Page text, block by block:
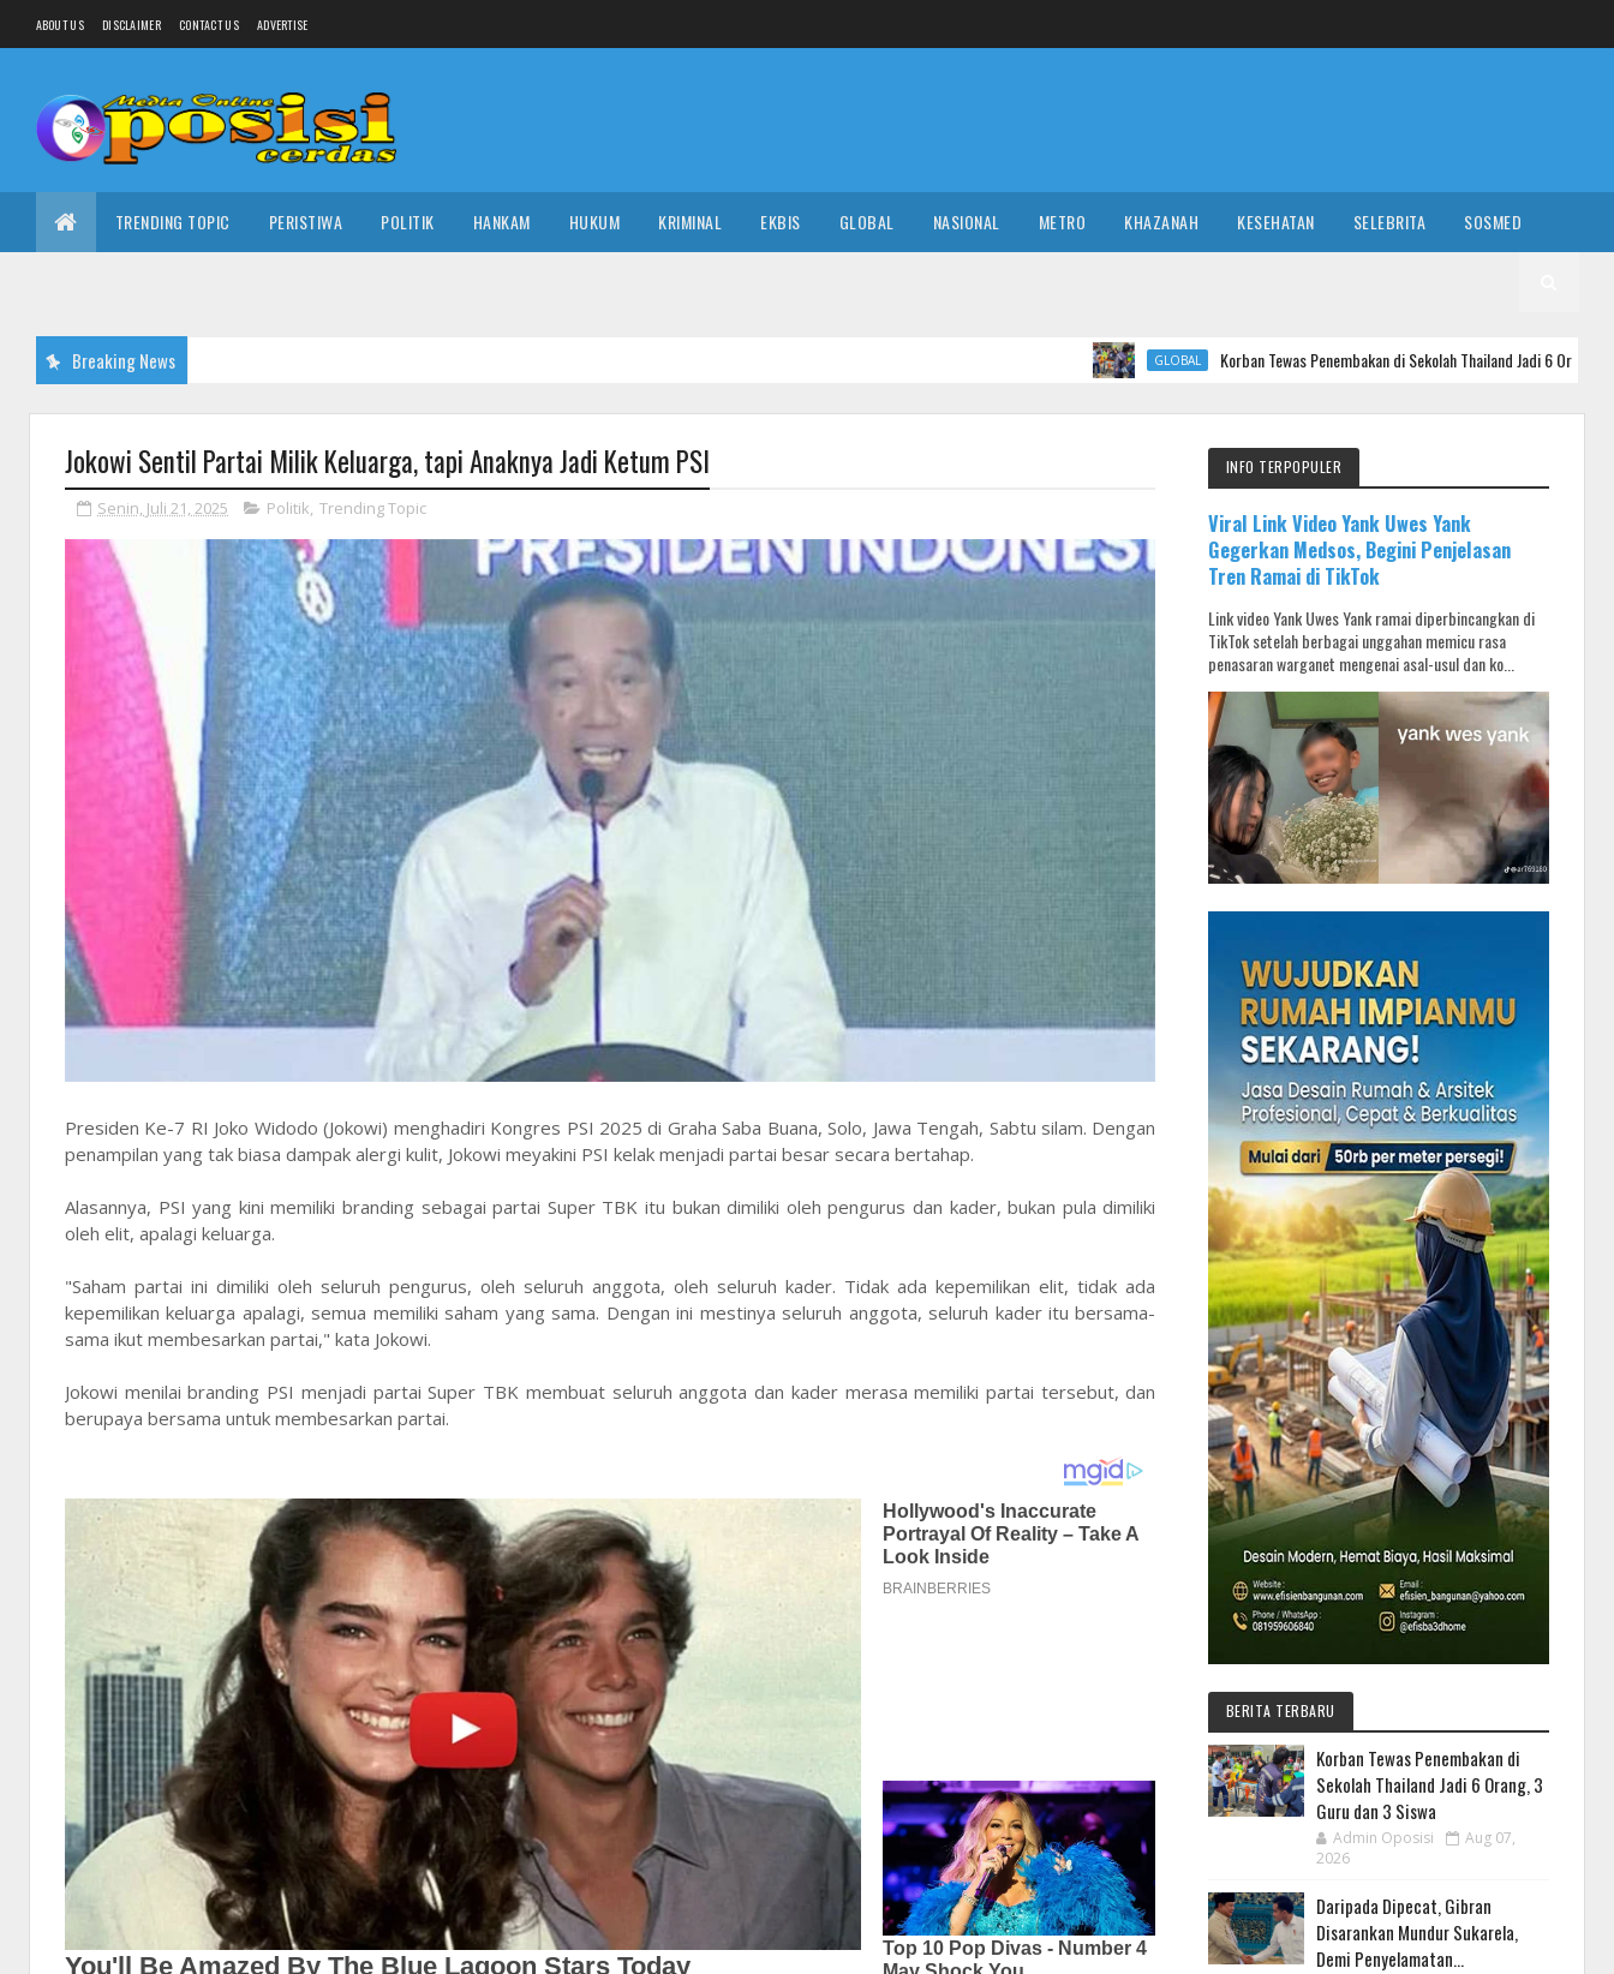
ABOUT US DISCLAIMER CONTACT US ADVERTISE
TRENDING TOPIC PERISTIWA POLITIK HANKAM HUKUM KRIMINAL EKBIS GLOBAL NASIONAL METRO KHAZANAH KESEHATAN SELEBRITA SOSMED
Breaking News Korban Tewas Penembakan di Sekolah Thailand Jadi 6 Orang, 3 Guru dan 3 Siswa
Jokowi Sentil Partai Milik Keluarga, tapi Anaknya Jadi Ketum PSI
Senin, Juli 21, 2025 Politik, Trending Topic
Presiden Ke-7 RI Joko Widodo (Jokowi) menghadiri Kongres PSI 2025 di Graha Saba Buana, Solo, Jawa Tengah, Sabtu silam. Dengan
penampilan yang tak biasa dampak alergi kulit, Jokowi meyakini PSI kelak menjadi partai besar secara bertahap.
Alasannya, PSI yang kini memiliki branding sebagai partai Super TBK itu bukan dimiliki oleh pengurus dan kader, bukan pula dimiliki
oleh elit, apalagi keluarga.
"Saham partai ini dimiliki oleh seluruh pengurus, oleh seluruh anggota, oleh seluruh kader. Tidak ada kepemilikan elit, tidak ada
kepemilikan keluarga apalagi, semua memiliki saham yang sama. Dengan ini mestinya seluruh anggota, seluruh kader itu bersama-
sama ikut membesarkan partai," kata Jokowi.
Jokowi menilai branding PSI menjadi partai Super TBK membuat seluruh anggota dan kader merasa memiliki partai tersebut, dan
berupaya bersama untuk membesarkan partai.
INFO TERPOPULER
Viral Link Video Yank Uwes Yank
Gegerkan Medsos, Begini Penjelasan
Tren Ramai di TikTok
Link video Yank Uwes Yank ramai diperbincangkan di
TikTok setelah berbagai unggahan memicu rasa
penasaran warganet mengenai asal-usul dan ko...
BERITA TERBARU
Korban Tewas Penembakan di
Sekolah Thailand Jadi 6 Orang, 3
Guru dan 3 Siswa
Admin Oposisi
Aug 07,
2026
Daripada Dipecat, Gibran
Disarankan Mundur Sukarela,
Demi Penyelamatan...